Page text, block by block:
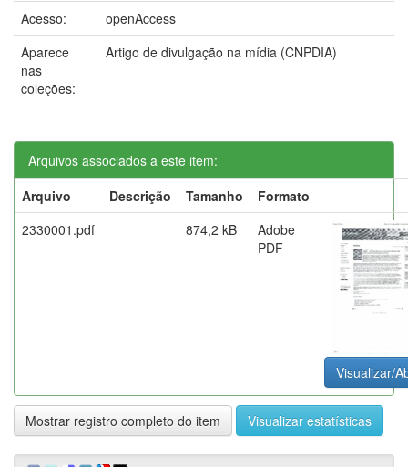
Acesso:
openAccess
Aparece
nas
coleções:
Artigo de divulgação na mídia (CNPDIA)
Arquivos associados a este item:
Arquivo
Descrição Tamanho
Formato
2330001.pdf
874,2 kB
Adobe
PDF
Visualizar/
Mostrar registro completo do item Visualizar estatísticas